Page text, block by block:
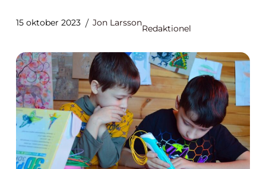
15 oktober 2023 Jon Larsson
Redaktionel